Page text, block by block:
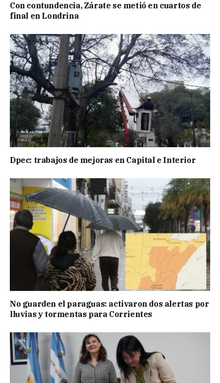
Con contundencia, Zárate se metió en cuartos de
final en Londrina
Dpec: trabajos de mejoras en Capital e Interior
No guarden el paraguas: activaron dos alertas por
lluvias y tormentas para Corrientes